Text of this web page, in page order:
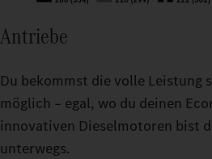
Antriebe
Du bekommst die volle
möglich – egal, wo du deinen
innovativen Dieselmotoren bist
unterwegs.